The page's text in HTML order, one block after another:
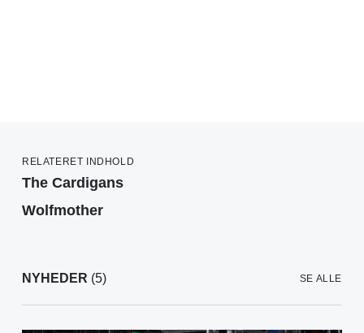
RELATERET INDHOLD
The Cardigans
Wolfmother
NYHEDER (5) SE ALLE